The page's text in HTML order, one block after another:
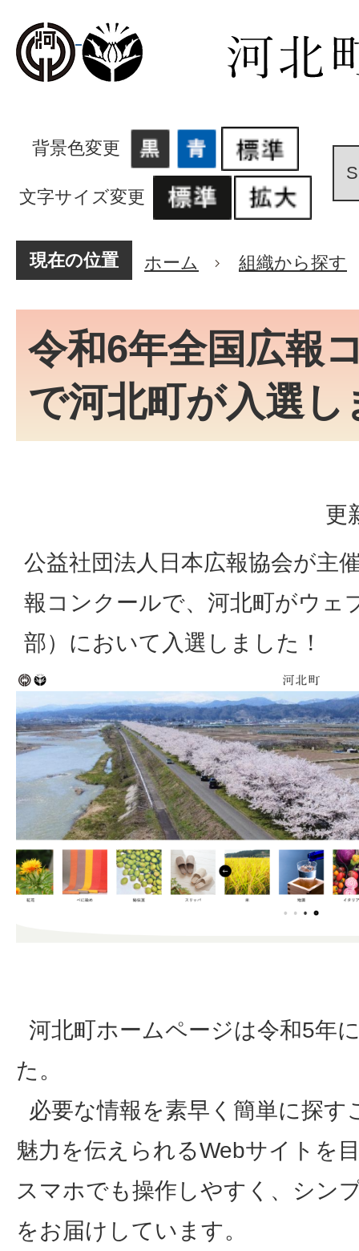
背景色変更
文字サイズ変更
現在の位置 ホーム 組織から探す
令和6年全国広報
で河北町が入選し
更
公益社団法人日本広報協会が主
報コンクールで、河北町がウェ
部）において入選しました！
河北町ホームページは令和5年
た。
必要な情報を素早く簡単に探す
魅力を伝えられるWebサイトを
スマホでも操作しやすく、シン
をお届けしています。